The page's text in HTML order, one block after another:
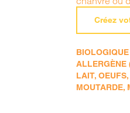
Créez
ALLERGÈNE
LAIT,
MOUTARDE,